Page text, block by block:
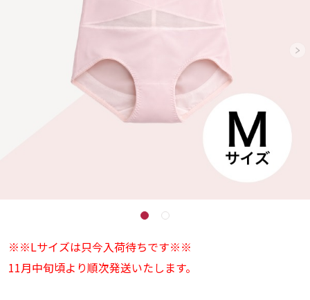
※※Lサイズは只今入荷待ちです※※
11月中旬頃より順次発送いたします。